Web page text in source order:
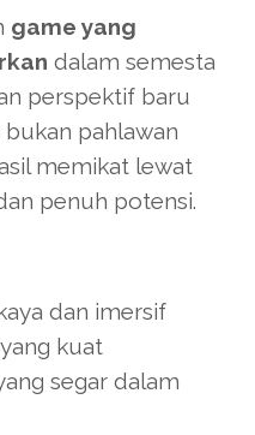
game yang
dalam semesta
perspektif baru
pahlawan
memikat lewat
penuh potensi.
dan imersif
kuat
segar dalam